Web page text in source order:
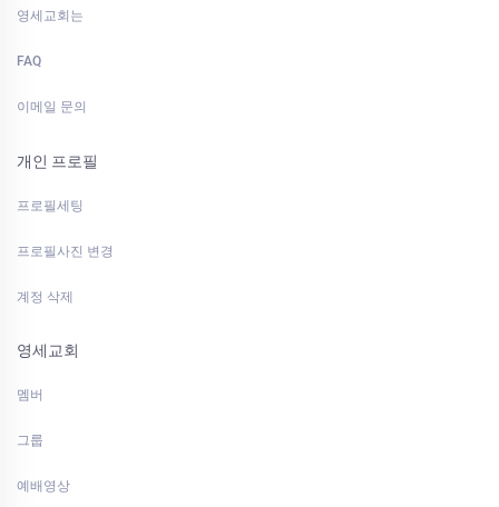
영세교회는
FAQ
이메일 문의
개인 프로필
프로필세팅
프로필사진 변경
계정 삭제
영세교회
멤버
그룹
예배영상